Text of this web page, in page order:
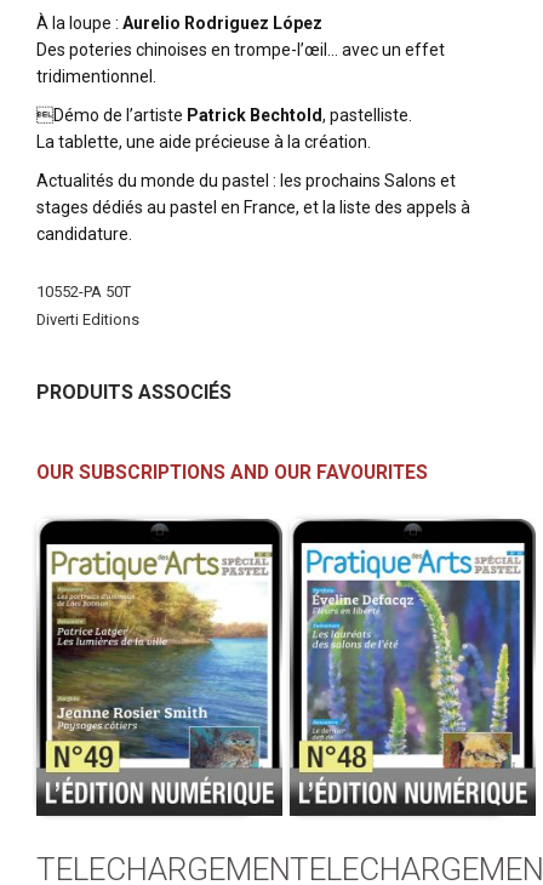
À la loupe : Aurelio Rodriguez López
Des poteries chinoises en trompe-l’œil… avec un effet
tridimentionnel.
Démo de l’artiste Patrick Bechtold, pastelliste.
La tablette, une aide précieuse à la création.
Actualités du monde du pastel : les prochains Salons et
stages dédiés au pastel en France, et la liste des appels à
candidature.
More
Information
10552-PA 50T
Diverti Editions
PRODUITS ASSOCIÉS
OUR SUBSCRIPTIONS AND OUR FAVOURITES
TELECHARGEMENT